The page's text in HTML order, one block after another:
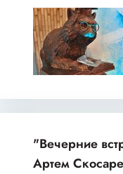
"Вечерние
Артем